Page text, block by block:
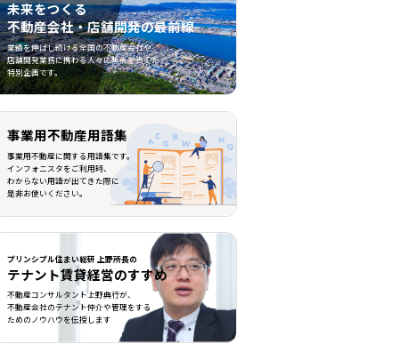
未来をつくる
不動産会社・店舗開発の最前線
業績を伸ばし続ける全国の不動産会社や
店舗開発業務に携わる人々に焦点を当てた
特別企画です。
産会社・店舗開発の最前線">
事業用不動産用語集
事業用不動産に関する用語集です。
インフォニスタをご利用時、
わからない用語が出てきた際に
是非お使いください。
プリンシプル住まい総研 上野所長の
テナント賃貸経営のすすめ
不動産コンサルタント上野典行が、
不動産会社のテナント仲介や管理をする
ためのノウハウを伝授します